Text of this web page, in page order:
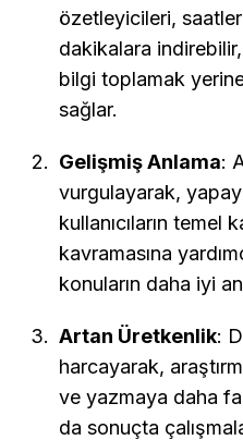
özetleyicileri,
dakikalara indirebilir,
bilgi toplamak
sağlar.
Gelişmiş Anlama:
vurgulayarak,
kullanıcıların temel
kavramasına
konuların daha iyi
Artan Üretkenlik:
harcayarak,
ve yazmaya daha
da sonuçta